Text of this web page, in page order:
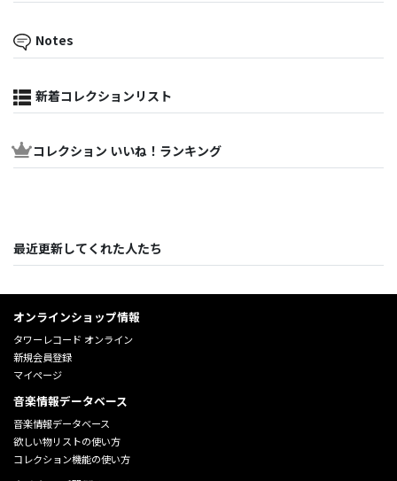
Notes
新着コレクションリスト
コレクション いいね！ランキング
最近更新してくれた人たち
オンラインショップ情報
タワーレコード オンライン
新規会員登録
マイページ
音楽情報データベース
音楽情報データベース
欲しい物リストの使い方
コレクション機能の使い方